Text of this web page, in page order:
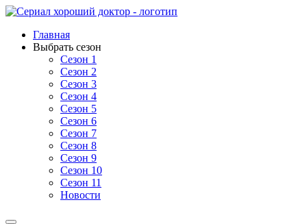
Главная
Выбрать сезон
Сезон 1
Сезон 2
Сезон 3
Сезон 4
Сезон 5
Сезон 6
Сезон 7
Сезон 8
Сезон 9
Сезон 10
Сезон 11
Новости